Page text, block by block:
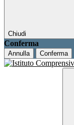
Chiudi
Conferma
Annulla Conferma